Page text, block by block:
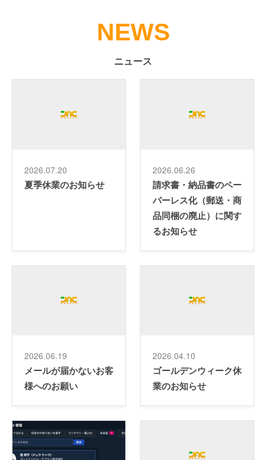
NEWS
ニュース
2026.07.20
夏季休業のお知らせ
2026.06.26
請求書・納品書のペー
パーレス化（郵送・商
品同梱の廃止）に関す
るお知らせ
2026.06.19
メールが届かないお客
様へのお願い
2026.04.10
ゴールデンウィーク休
業のお知らせ